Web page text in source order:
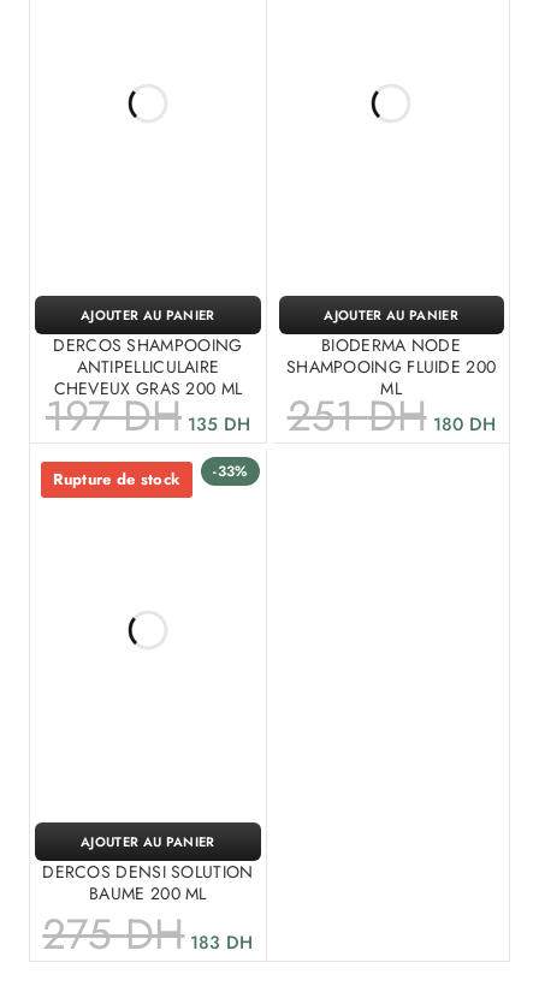
DERCOS SHAMPOOING
ANTIPELLICULAIRE
CHEVEUX GRAS 200 ML
197DH 135 DH
AJOUTER AU PANIER
BIODERMA NODE
SHAMPOOING FLUIDE 200
ML
251DH 180 DH
AJOUTER AU PANIER
-33%
Rupture de stock
DERCOS DENSI SOLUTION
BAUME 200 ML
275DH 183 DH
AJOUTER AU PANIER